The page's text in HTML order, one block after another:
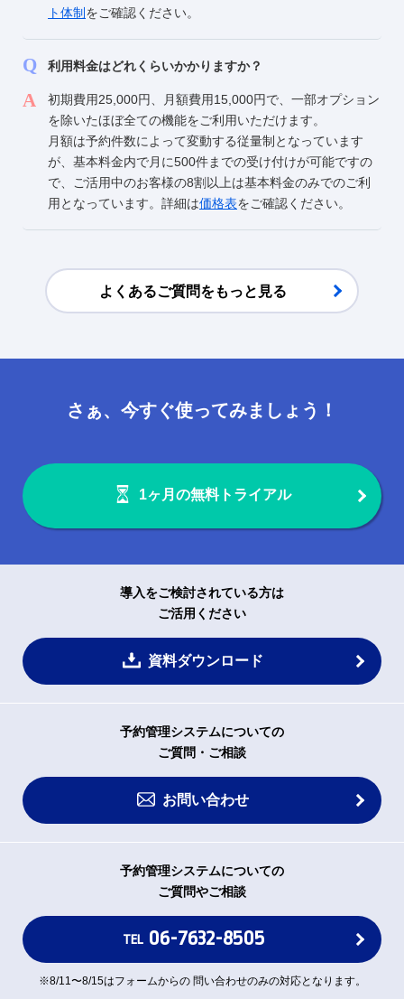
ト体制 をご確認ください。
利用料金はどれくらいかかりますか？
初期費用25,000円、月額費用15,000円で、一部オプション
を除いたほぼ全ての機能をご利用いただけます。
月額は予約件数によって変動する従量制となっています
が、基本料金内で月に500件までの受け付けが可能ですの
で、ご活用中のお客様の8割以上は基本料金のみでのご利
用となっています。詳細は価格表をご確認ください。
よくあるご質問をもっと見る
さぁ、今すぐ使ってみましょう！
1ヶ月の無料トライアル
導入をご検討されている方は
ご活用ください
資料ダウンロード
予約管理システムについての
ご質問・ご相談
お問い合わせ
予約管理システムについての
ご質問やご相談
TEL 06-7632-8505
※8/11〜8/15はフォームからの 問い合わせのみの対応となります。